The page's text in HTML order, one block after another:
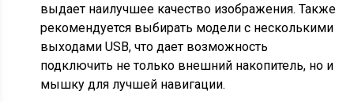
выдает наилучшее качество изображения. Также
рекомендуется выбирать модели с несколькими
выходами USB, что дает возможность
подключить не только внешний накопитель, но и
мышку для лучшей навигации.